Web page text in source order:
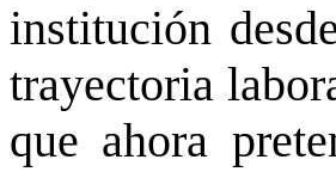
institución
trayectoria
que ahora